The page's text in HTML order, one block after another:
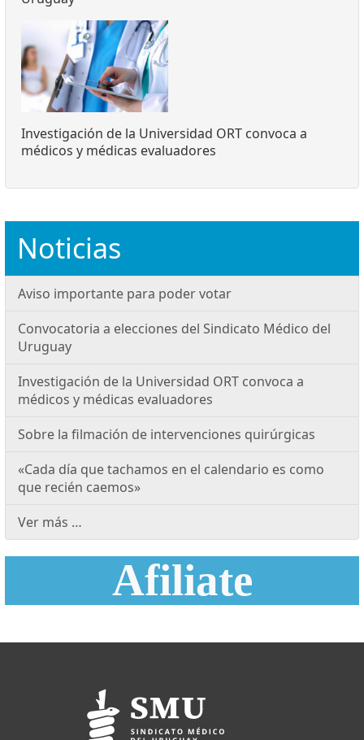
Investigación de la Universidad ORT convoca a
médicos y médicas evaluadores
Noticias
Aviso importante para poder votar
Convocatoria a elecciones del Sindicato Médico del
Uruguay
Investigación de la Universidad ORT convoca a
médicos y médicas evaluadores
Sobre la filmación de intervenciones quirúrgicas
«Cada día que tachamos en el calendario es como
que recién caemos»
Ver más …
Afiliate